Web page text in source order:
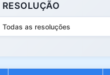
RESOLUÇÃO
Todas as resoluções